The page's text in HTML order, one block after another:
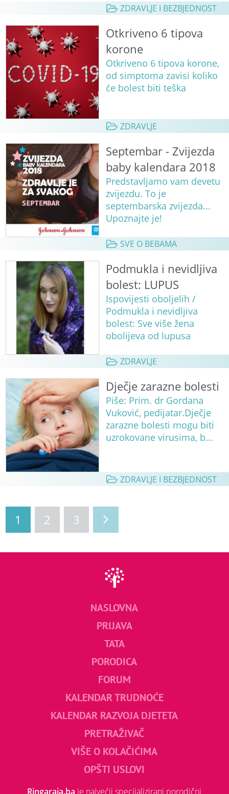
ZDRAVLJE I BEZBJEDNOST
Otkriveno 6 tipova
korone
Otkriveno 6 tipova korone,
od simptoma zavisi koliko
će bolest biti teška
ZDRAVLJE
Septembar - Zvijezda
baby kalendara 2018
Predstavljamo vam devetu
zvijezdu. To je
septembarska zvijezda...
Upoznajte je!
SVE O BEBAMA
Podmukla i nevidljiva
bolest: LUPUS
Ispovijesti oboljelih /
Podmukla i nevidljiva
bolest: Sve više žena
obolijeva od lupusa
ZDRAVLJE
Dječje zarazne bolesti
Piše: Prim. dr Gordana
Vuković, pedijatar.Dječje
zarazne bolesti mogu biti
uzrokovane virusima, b...
ZDRAVLJE I BEZBJEDNOST
1 2 3
NASLOVNA
PRIJAVA
TATA
PORODICA
FORUM
KALENDAR TRUDNOĆE
KALENDAR RAZVOJA DJETETA
PRETRAŽIVAČ
VIŠE O KOLAČIĆIMA
OPŠTI USLOVI
Ringaraja.ba je najvećii specijalizirani porodični